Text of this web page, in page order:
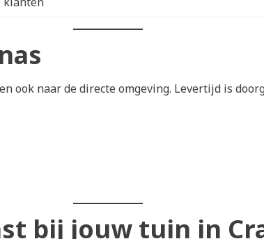
ook naar de directe omgeving. Levertijd is
bij jouw tuin in